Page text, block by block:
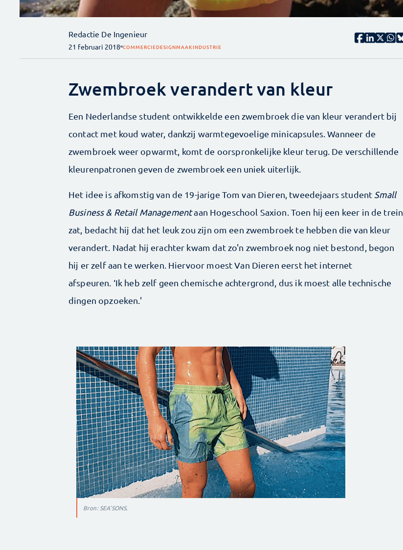
Redactie De Ingenieur
21 februari 2018 COMMERCIEDESIGNMAAKINDUSTRIE
Zwembroek verandert van kleur
Een Nederlandse student ontwikkelde een zwembroek die van kleur verandert bij
contact met koud water, dankzij warmtegevoelige minicapsules. Wanneer de
zwembroek weer opwarmt, komt de oorspronkelijke kleur terug. De verschillende
kleurenpatronen geven de zwembroek een uniek uiterlijk.
Het idee is afkomstig van de 19-jarige Tom van Dieren, tweedejaars student Small
Business & Retail Managementaan Hogeschool Saxion. Toen hij een keer in de trein
zat, bedacht hij dat het leuk zou zijn om een zwembroek te hebben die van kleur
verandert. Nadat hij erachter kwam dat zo'n zwembroek nog niet bestond, begon
hij er zelf aan te werken. Hiervoor moest Van Dieren eerst het internet
afspeuren. ‘Ik heb zelf geen chemische achtergrond, dus ik moest alle technische
dingen opzoeken.'
Bron: SEA'SONS.